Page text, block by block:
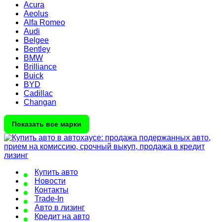
Acura
Aeolus
Alfa Romeo
Audi
Belgee
Bentley
BMW
Brilliance
Buick
BYD
Cadillac
Changan
Показать все марки
Купить авто
Новости
Контакты
Trade-In
Авто в лизинг
Кредит на авто